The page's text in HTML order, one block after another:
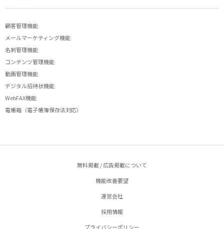
顧客管理機能
メールマーケティング機能
名刺管理機能
コンテンツ管理機能
動画管理機能
デジタル招待状機能
WebFAX機能
電帳箱（電子帳簿保存法対応）
無料掲載 / 広告掲載について
機能改善要望
運営会社
採用情報
プライバシーポリシー